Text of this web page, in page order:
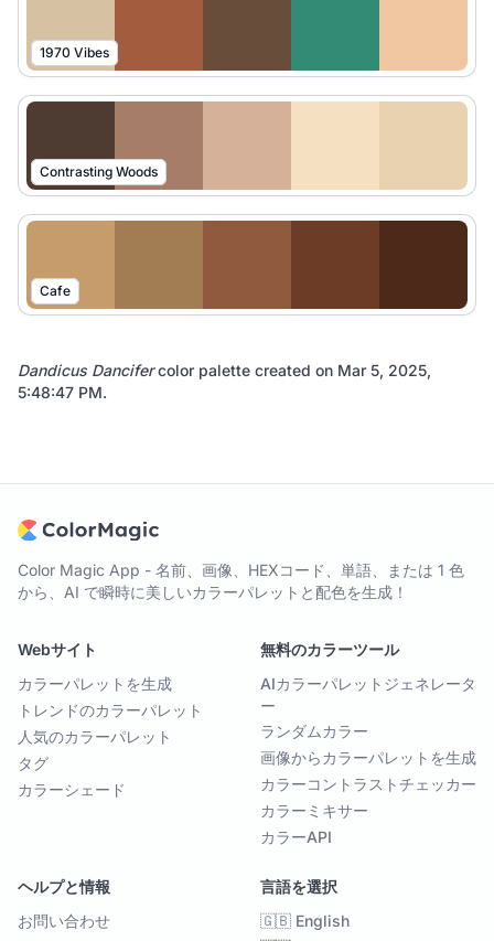
1970 Vibes
Contrasting Woods
Cafe
Dandicus Dancifercolor palette created on Mar 5, 2025,
5:48:47 PM.
Color Magic App - 名前、画像、HEXコード、単語、または 1 色
から、AI で瞬時に美しいカラーパレットと配色を生成！
Webサイト
カラーパレットを生成
トレンドのカラーパレット
人気のカラーパレット
タグ
カラーシェード
無料のカラーツール
AIカラーパレットジェネレータ
ー
ランダムカラー
画像からカラーパレットを生成
カラーコントラストチェッカー
カラーミキサー
カラーAPI
ヘルプと情報
お問い合わせ
言語を選択
🇬🇧 English